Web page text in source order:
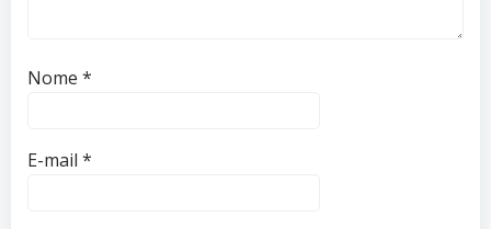
Nome *
E-mail *